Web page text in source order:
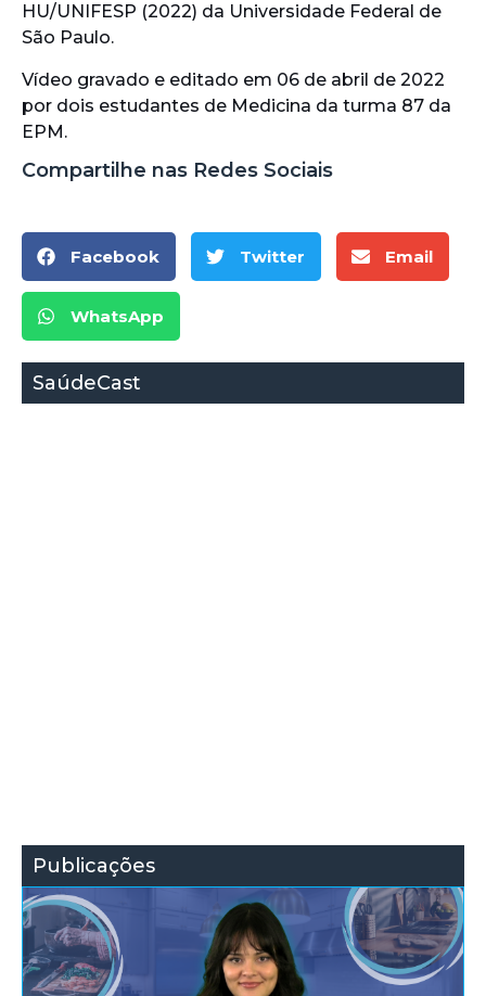
HU/UNIFESP (2022) da Universidade Federal de
São Paulo.
Vídeo gravado e editado em 06 de abril de 2022
por dois estudantes de Medicina da turma 87 da
EPM.
Compartilhe nas Redes Sociais
Facebook Twitter Email
WhatsApp
SaúdeCast
Publicações